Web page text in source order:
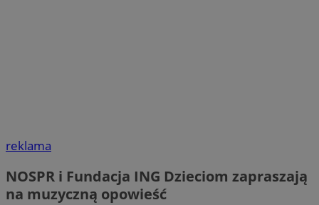
reklama
NOSPR i Fundacja ING Dzieciom zapraszają
na muzyczną opowieść